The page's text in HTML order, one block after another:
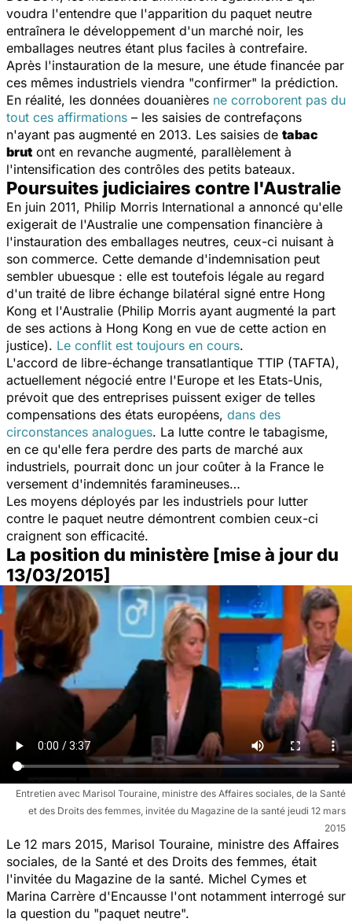
voudra l'entendre que l'apparition du paquet neutre
entraînera le développement d'un marché noir, les
emballages neutres étant plus faciles à contrefaire.
Après l'instauration de la mesure, une étude financée par
ces mêmes industriels viendra "confirmer" la prédiction.
En réalité, les données douanières ne corroborent pas du
tout ces affirmations – les saisies de contrefaçons
n'ayant pas augmenté en 2013. Les saisies de tabac
brut ont en revanche augmenté, parallèlement à
l'intensification des contrôles des petits bateaux.
Poursuites judiciaires contre l'Australie
En juin 2011, Philip Morris International a annoncé qu'elle
exigerait de l'Australie une compensation financière à
l'instauration des emballages neutres, ceux-ci nuisant à
son commerce. Cette demande d'indemnisation peut
sembler ubuesque : elle est toutefois légale au regard
d'un traité de libre échange bilatéral signé entre Hong
Kong et l'Australie (Philip Morris ayant augmenté la part
de ses actions à Hong Kong en vue de cette action en
justice). Le conflit est toujours en cours.
L'accord de libre-échange transatlantique TTIP (TAFTA),
actuellement négocié entre l'Europe et les Etats-Unis,
prévoit que des entreprises puissent exiger de telles
compensations des états européens, dans des
circonstances analogues. La lutte contre le tabagisme,
en ce qu'elle fera perdre des parts de marché aux
industriels, pourrait donc un jour coûter à la France le
versement d'indemnités faramineuses…
Les moyens déployés par les industriels pour lutter
contre le paquet neutre démontrent combien ceux-ci
craignent son efficacité.
La position du ministère [mise à jour du
13/03/2015]
Entretien avec Marisol Touraine, ministre des Affaires sociales, de la Santé
et des Droits des femmes, invitée du Magazine de la santé jeudi 12 mars
2015
Le 12 mars 2015, Marisol Touraine, ministre des Affaires
sociales, de la Santé et des Droits des femmes, était
l'invitée du Magazine de la santé. Michel Cymes et
Marina Carrère d'Encausse l'ont notamment interrogé sur
la question du "paquet neutre".